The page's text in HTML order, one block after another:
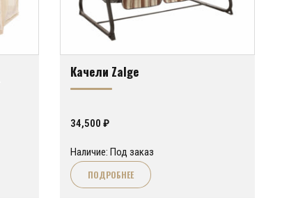
Качели Zalge
34,500 ₽
Наличие: Под заказ
ПОДРОБНЕЕ